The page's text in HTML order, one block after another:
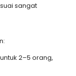
sangat
2–5 orang,